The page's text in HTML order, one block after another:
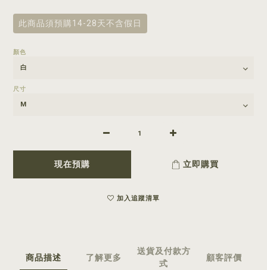
此商品須預購14-28天不含假日
顏色
尺寸
現在預購 立即購買
加入追蹤清單
商品描述 了解更多
送貨及付款方
式
顧客評價